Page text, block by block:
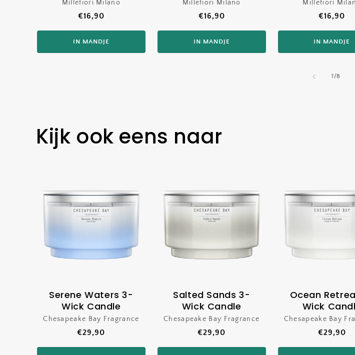
Verkoper:
Millefiori Milano
Normale
€16,90
IN MANDJE
Verkoper:
Millefiori Milano
Normale
€16,90
IN MANDJE
Millefiori
Normale
€16,90
IN MANDJE
1 /van
8
Kijk ook eens naar
Serene Waters 3-
Wick Candle
Verkoper:
Chesapeake Bay Fragrance
Normale
€29,90
Salted Sands 3-
Wick Candle
Verkoper:
Chesapeake Bay Fragrance
Normale
€29,90
Ocean
Wick
Chesapeake Bay
Normale
€29,90